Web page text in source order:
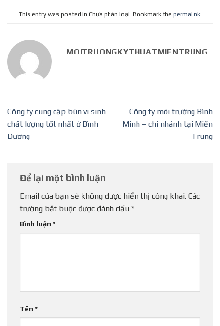
This entry was posted in Chưa phân loại. Bookmark the permalink.
MOITRUONGKYTHUATMIENTRUNG
Công ty cung cấp bùn vi sinh
chất lượng tốt nhất ở Bình
Dương
Công ty môi trường Bình
Minh – chi nhánh tại Miền
Trung
Để lại một bình luận
Email của bạn sẽ không được hiển thị công khai. Các
trường bắt buộc được đánh dấu *
Bình luận *
Tên *